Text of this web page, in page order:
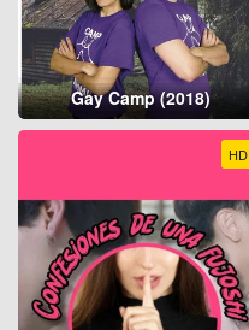
Gay Camp (2018)
HD